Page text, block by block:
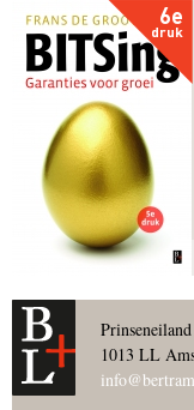
6e
druk
1013 LL